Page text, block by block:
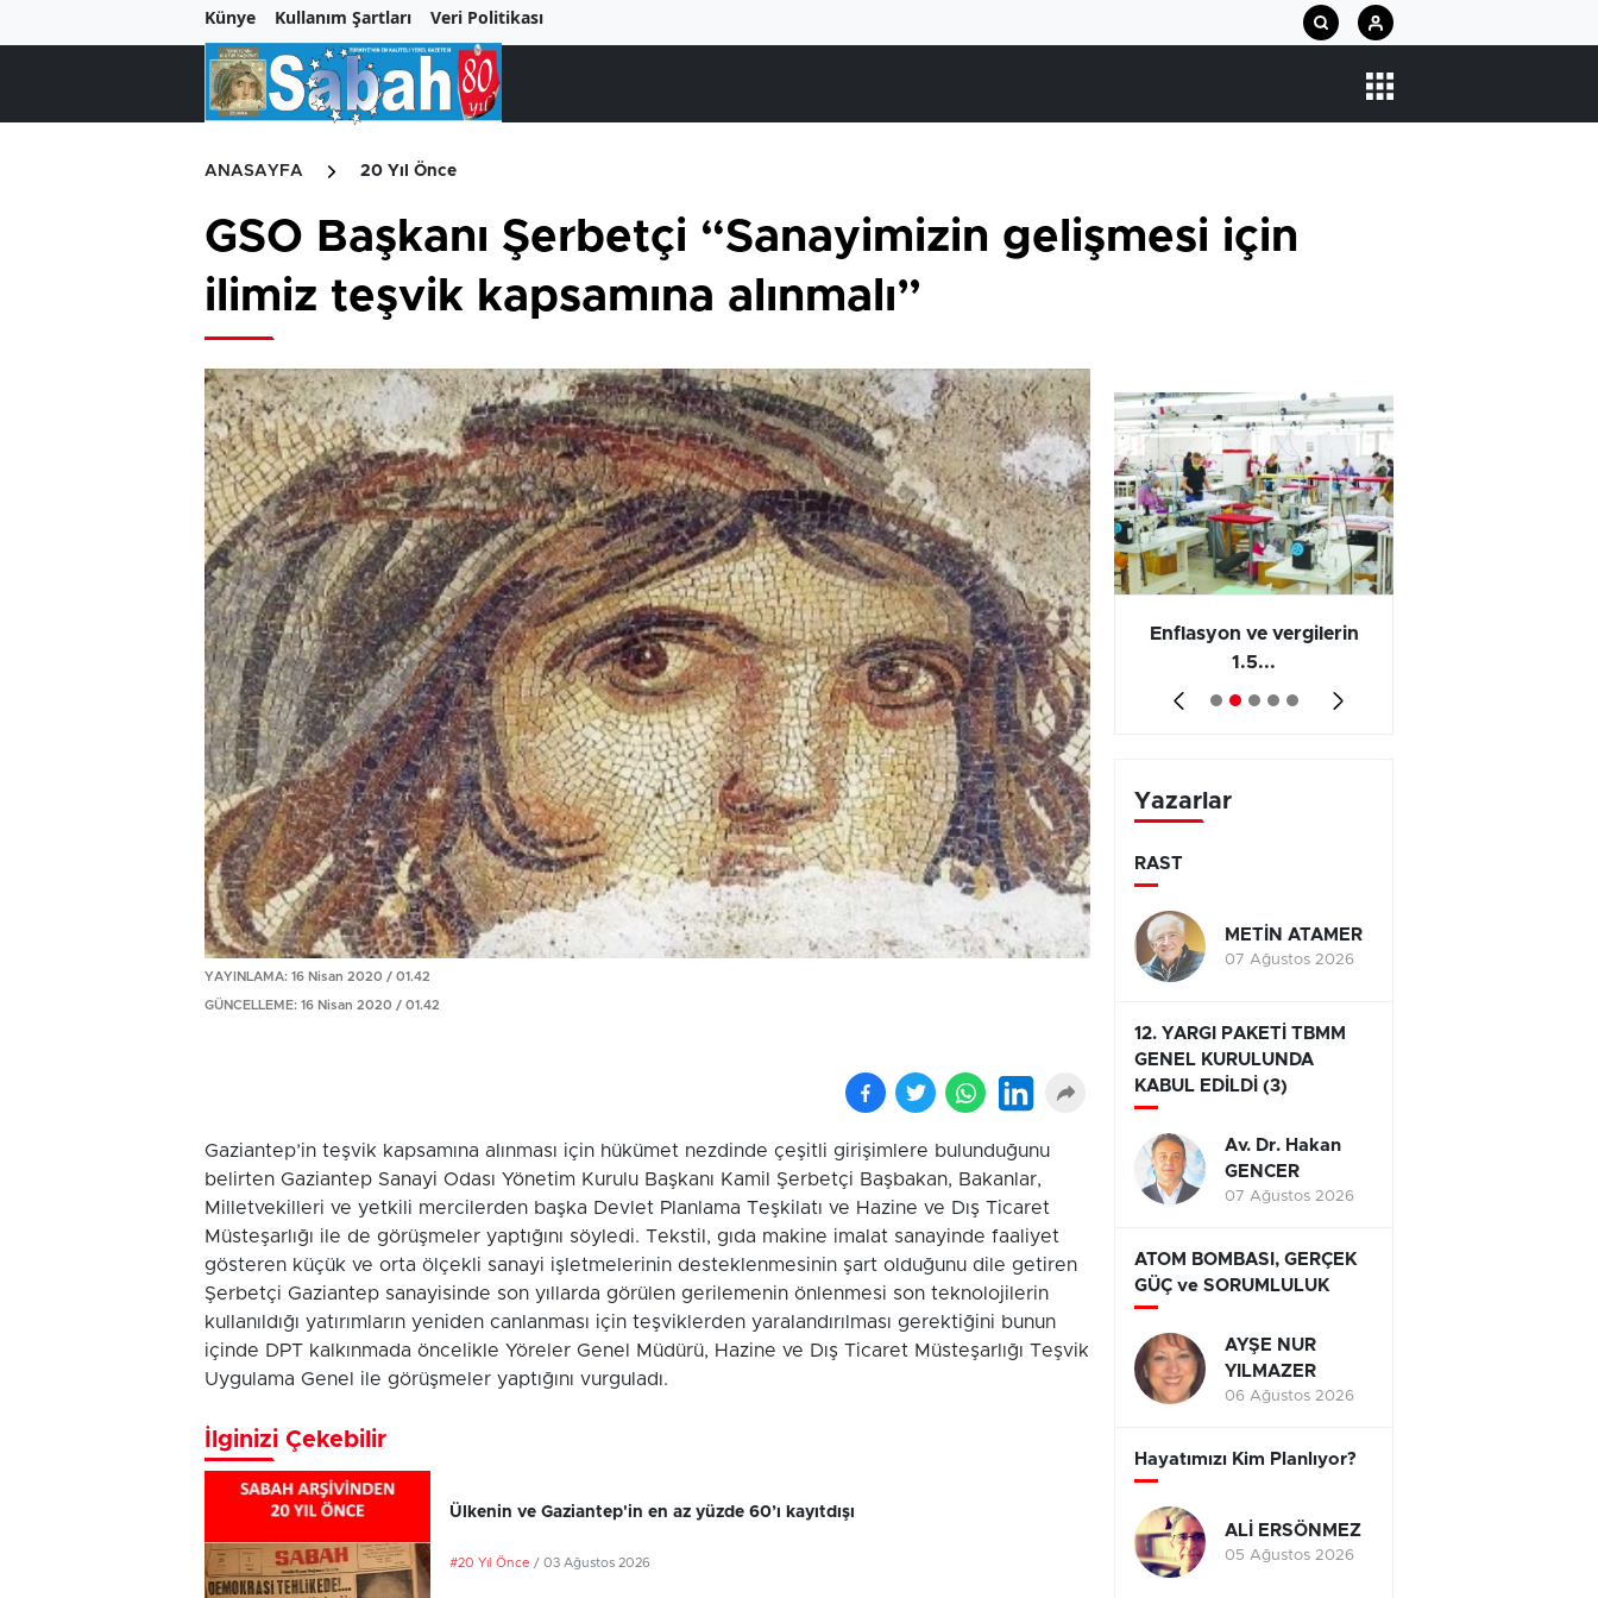
Künye Kullanım Şartları Veri Politikası
ANASAYFA 20 Yıl Önce
GSO Başkanı Şerbetçi “Sanayimizin gelişmesi için
ilimiz teşvik kapsamına alınmalı”
YAYINLAMA: 16 Nisan 2020 / 01.42
GÜNCELLEME: 16 Nisan 2020 / 01.42
Gaziantep’in teşvik kapsamına alınması için hükümet nezdinde çeşitli girişimlere bulunduğunu
belirten Gaziantep Sanayi Odası Yönetim Kurulu Başkanı Kamil Şerbetçi Başbakan, Bakanlar,
Milletvekilleri ve yetkili mercilerden başka Devlet Planlama Teşkilatı ve Hazine ve Dış Ticaret
Müsteşarlığı ile de görüşmeler yaptığını söyledi. Tekstil, gıda makine imalat sanayinde faaliyet
gösteren küçük ve orta ölçekli sanayi işletmelerinin desteklenmesinin şart olduğunu dile getiren
Şerbetçi Gaziantep sanayisinde son yıllarda görülen gerilemenin önlenmesi son teknolojilerin
kullanıldığı yatırımların yeniden canlanması için teşviklerden yaralandırılması gerektiğini bunun
içinde DPT kalkınmada öncelikle Yöreler Genel Müdürü, Hazine ve Dış Ticaret Müsteşarlığı Teşvik
Uygulama Genel ile görüşmeler yaptığını vurguladı.
İlginizi Çekebilir
Ülkenin ve Gaziantep'in en az yüzde 60’ı kayıtdışı
#20 Yıl Önce / 03 Ağustos 2026
Birçok uyku hastalığının
tan...
En ucuz sigara 120 TL, en
pa...
Enflasyon ve vergilerin
1.5...
Yazarlar
RAST
METİN ATAMER
07 Ağustos 2026
12. YARGI PAKETİ TBMM
GENEL KURULUNDA
KABUL EDİLDİ (3)
Av. Dr. Hakan
GENCER
07 Ağustos 2026
ATOM BOMBASI, GERÇEK
GÜÇ ve SORUMLULUK
AYŞE NUR
YILMAZER
06 Ağustos 2026
Hayatımızı Kim Planlıyor?
ALİ ERSÖNMEZ
05 Ağustos 2026